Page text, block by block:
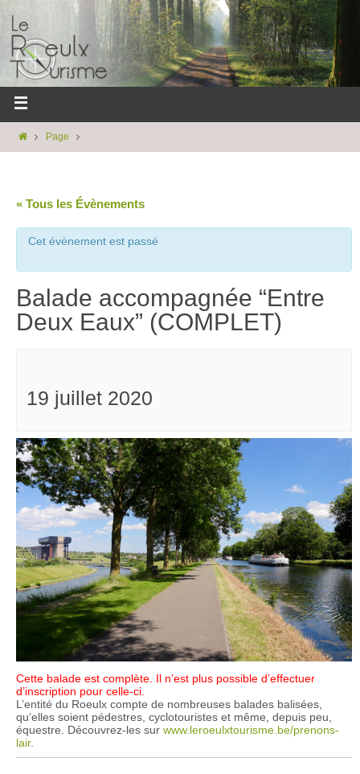
Page
« Tous les Évènements
Cet évènement est passé
Balade accompagnée “Entre
Deux Eaux” (COMPLET)
19 juillet 2020
Cette balade est complète. Il n’est plus possible d’effectuer
d’inscription pour celle-ci.
L’entité du Roeulx compte de nombreuses balades balisées,
qu’elles soient pédestres, cyclotouristes et même, depuis peu,
équestre. Découvrez-les sur www.leroeulxtourisme.be/prenons-
lair.